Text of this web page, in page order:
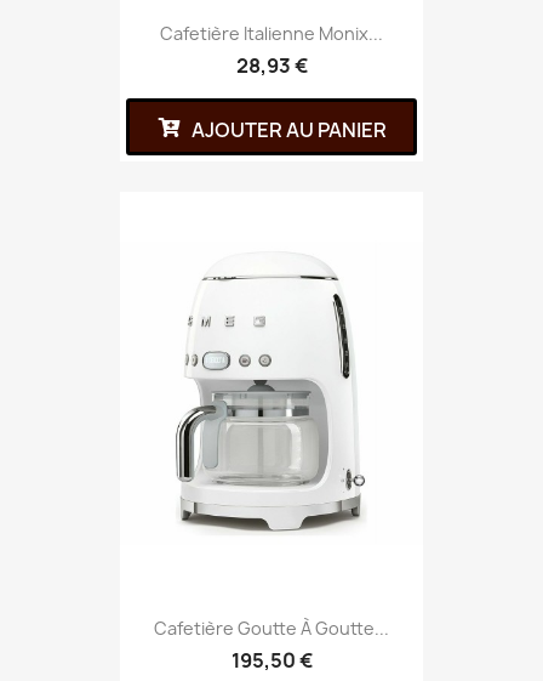
Cafetière Italienne Monix...
28,93 €
AJOUTER AU PANIER
Cafetière Goutte À Goutte...
195,50 €